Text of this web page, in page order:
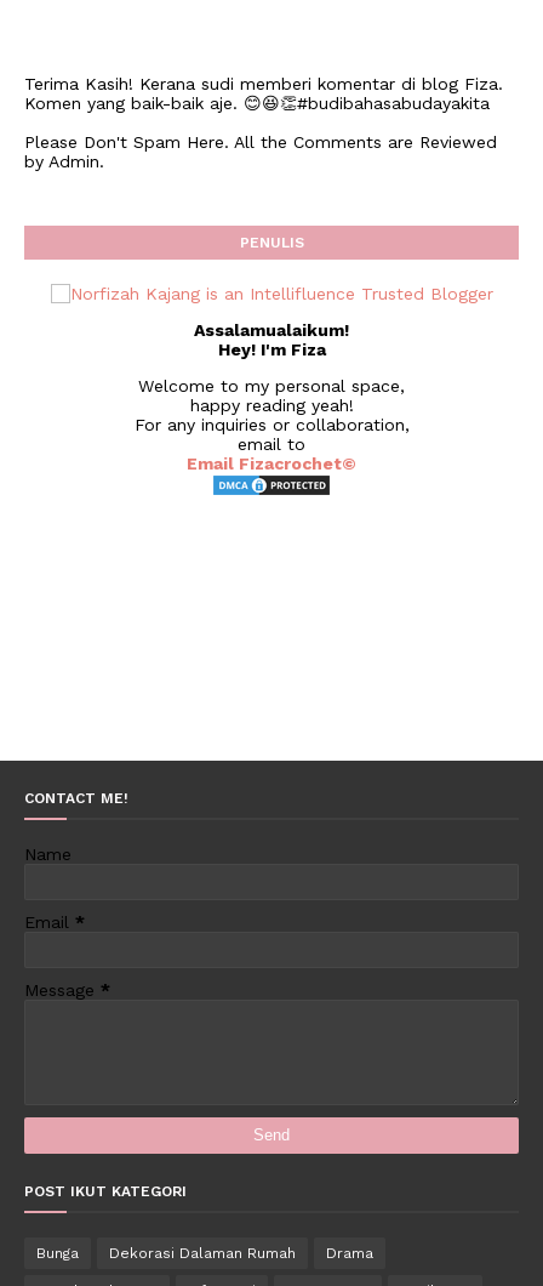
Terima Kasih! Kerana sudi memberi komentar di blog Fiza.
Komen yang baik-baik aje. 😊😆👏#budibahasabudayakita
Please Don't Spam Here. All the Comments are Reviewed
by Admin.
PENULIS
Assalamualaikum!
Hey! I'm Fiza
Welcome to my personal space,
happy reading yeah!
For any inquiries or collaboration,
email to
Email Fizacrochet©
CONTACT ME!
Name
Email *
Message *
POST IKUT KATEGORI
Bunga Dekorasi Dalaman Rumah Drama